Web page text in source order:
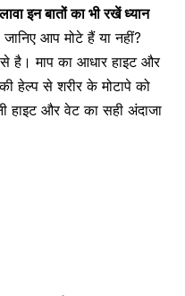
इन बातों का भी रखें ध्यान
आप मोटे हैं या नहीं?
से है। माप का आधार हाइट और
हेल्प से शरीर के मोटापे को
हाइट और वेट का सही अंदाजा